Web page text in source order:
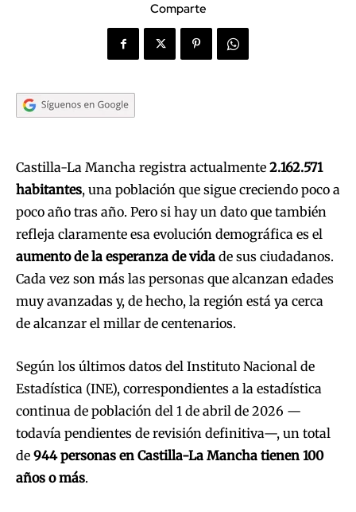
Comparte
Castilla-La Mancha registra actualmente 2.162.571
habitantes, una población que sigue creciendo poco a
poco año tras año. Pero si hay un dato que también
refleja claramente esa evolución demográfica es el
aumento de la esperanza de vida de sus ciudadanos.
Cada vez son más las personas que alcanzan edades
muy avanzadas y, de hecho, la región está ya cerca
de alcanzar el millar de centenarios.
Según los últimos datos del Instituto Nacional de
Estadística (INE), correspondientes a la estadística
continua de población del 1 de abril de 2026 —
todavía pendientes de revisión definitiva—, un total
de 944 personas en Castilla-La Mancha tienen 100
años o más.